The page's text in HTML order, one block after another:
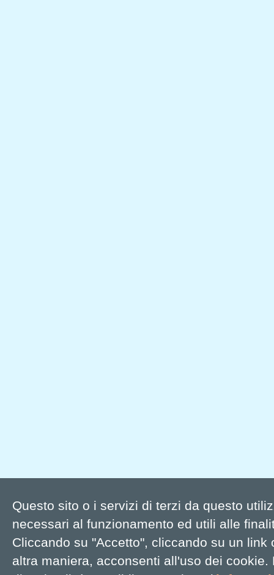
Questo sito o i servizi di terzi da questo
necessari al funzionamento ed utili alle
Cliccando su "Accetto", cliccando su un
altra maniera, acconsenti all'uso dei